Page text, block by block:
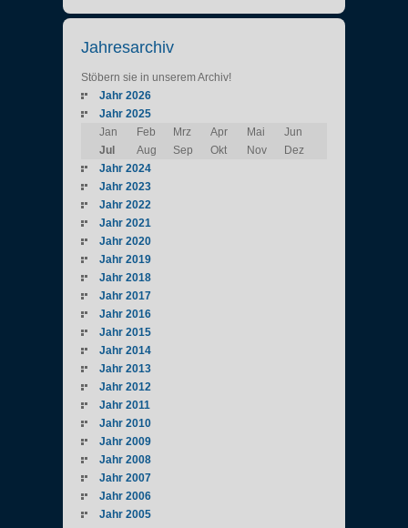
Jahresarchiv
Stöbern sie in unserem Archiv!
Jahr 2026
Jahr 2025
Jan
Feb Mrz Apr Mai
Jun
Jul
Aug Sep Okt Nov
Dez
Jahr 2024
Jahr 2023
Jahr 2022
Jahr 2021
Jahr 2020
Jahr 2019
Jahr 2018
Jahr 2017
Jahr 2016
Jahr 2015
Jahr 2014
Jahr 2013
Jahr 2012
Jahr 2011
Jahr 2010
Jahr 2009
Jahr 2008
Jahr 2007
Jahr 2006
Jahr 2005